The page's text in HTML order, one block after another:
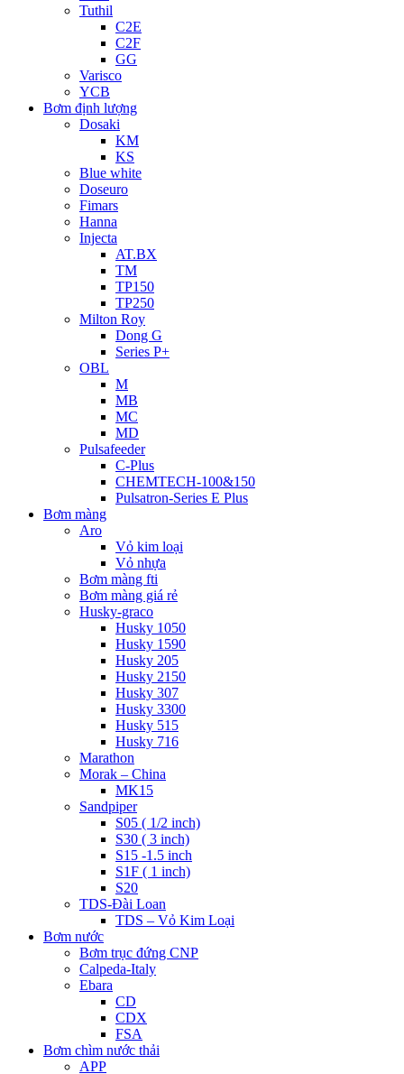
Tuthil
C2E
C2F
GG
Varisco
YCB
Bơm định lượng
Dosaki
KM
KS
Blue white
Doseuro
Fimars
Hanna
Injecta
AT.BX
TM
TP150
TP250
Milton Roy
Dong G
Series P+
OBL
M
MB
MC
MD
Pulsafeeder
C-Plus
CHEMTECH-100&150
Pulsatron-Series E Plus
Bơm màng
Aro
Vỏ kim loại
Vỏ nhựa
Bơm màng fti
Bơm màng giá rẻ
Husky-graco
Husky 1050
Husky 1590
Husky 205
Husky 2150
Husky 307
Husky 3300
Husky 515
Husky 716
Marathon
Morak – China
MK15
Sandpiper
S05 ( 1/2 inch)
S30 ( 3 inch)
S15 -1.5 inch
S1F ( 1 inch)
S20
TDS-Đài Loan
TDS – Vỏ Kim Loại
Bơm nước
Bơm trục đứng CNP
Calpeda-Italy
Ebara
CD
CDX
FSA
Bơm chìm nước thải
APP